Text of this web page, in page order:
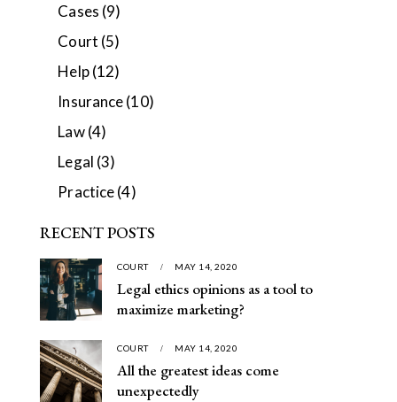
Cases (9)
Court (5)
Help(12)
Insurance(10)
Law(4)
Legal (3)
Practice(4)
RECENT POSTS
COURT MAY 14, 2020
Legal ethics opinions as a tool to
maximize marketing?
COURT MAY 14, 2020
All the greatest ideas come
unexpectedly